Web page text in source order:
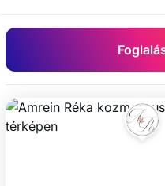
4. Tű nélküli mezoterápia (koreai KRX AESTHETICS prémium ampullával)